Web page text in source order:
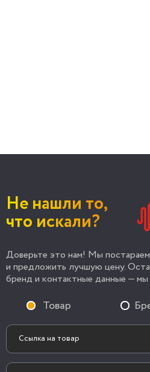
Не нашли то,
что искали?
Доверьте это нам! Мы
и предложить лучшую цену.
бренд и контактные данные — мы
Товар